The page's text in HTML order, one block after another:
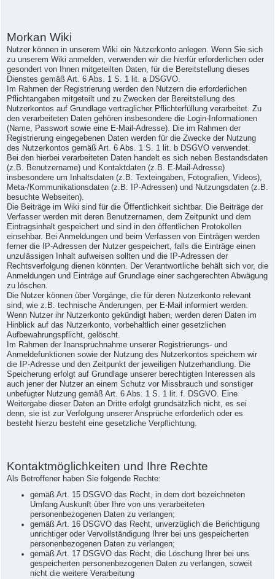
Morkan Wiki
Nutzer können in unserem Wiki ein Nutzerkonto anlegen. Wenn Sie sich
zu unserem Wiki anmelden, verwenden wir die hierfür erforderlichen oder
gesondert von Ihnen mitgeteilten Daten, für die Bereitstellung dieses
Dienstes gemäß Art. 6 Abs. 1 S. 1 lit. a DSGVO.
Im Rahmen der Registrierung werden den Nutzern die erforderlichen
Pflichtangaben mitgeteilt und zu Zwecken der Bereitstellung des
Nutzerkontos auf Grundlage vertraglicher Pflichterfüllung verarbeitet. Zu
den verarbeiteten Daten gehören insbesondere die Login-Informationen
(Name, Passwort sowie eine E-Mail-Adresse). Die im Rahmen der
Registrierung eingegebenen Daten werden für die Zwecke der Nutzung
des Nutzerkontos gemäß Art. 6 Abs. 1 S. 1 lit. b DSGVO verwendet.
Bei den hierbei verarbeiteten Daten handelt es sich neben Bestandsdaten
(z.B. Benutzername) und Kontaktdaten (z.B. E-Mail-Adresse)
insbesondere um Inhaltsdaten (z.B. Texteingaben, Fotografien, Videos),
Meta-/Kommunikationsdaten (z.B. IP-Adressen) und Nutzungsdaten (z.B.
besuchte Webseiten).
Die Beiträge im Wiki sind für die Öffentlichkeit sichtbar. Die Beiträge der
Verfasser werden mit deren Benutzernamen, dem Zeitpunkt und dem
Eintragsinhalt gespeichert und sind in den öffentlichen Protokollen
einsehbar. Bei Anmeldungen und beim Verfassen von Einträgen werden
ferner die IP-Adressen der Nutzer gespeichert, falls die Einträge einen
unzulässigen Inhalt aufweisen sollten und die IP-Adressen der
Rechtsverfolgung dienen könnten. Der Verantwortliche behält sich vor, die
Anmeldungen und Einträge auf Grundlage einer sachgerechten Abwägung
zu löschen.
Die Nutzer können über Vorgänge, die für deren Nutzerkonto relevant
sind, wie z.B. technische Änderungen, per E-Mail informiert werden.
Wenn Nutzer ihr Nutzerkonto gekündigt haben, werden deren Daten im
Hinblick auf das Nutzerkonto, vorbehaltlich einer gesetzlichen
Aufbewahrungspflicht, gelöscht.
Im Rahmen der Inanspruchnahme unserer Registrierungs- und
Anmeldefunktionen sowie der Nutzung des Nutzerkontos speichern wir
die IP-Adresse und den Zeitpunkt der jeweiligen Nutzerhandlung. Die
Speicherung erfolgt auf Grundlage unserer berechtigten Interessen als
auch jener der Nutzer an einem Schutz vor Missbrauch und sonstiger
unbefugter Nutzung gemäß Art. 6 Abs. 1 S. 1 lit. f. DSGVO. Eine
Weitergabe dieser Daten an Dritte erfolgt grundsätzlich nicht, es sei
denn, sie ist zur Verfolgung unserer Ansprüche erforderlich oder es
besteht hierzu besteht eine gesetzliche Verpflichtung.
Kontaktmöglichkeiten und Ihre Rechte
Als Betroffener haben Sie folgende Rechte:
gemäß Art. 15 DSGVO das Recht, in dem dort bezeichneten
Umfang Auskunft über Ihre von uns verarbeiteten
personenbezogenen Daten zu verlangen;
gemäß Art. 16 DSGVO das Recht, unverzüglich die Berichtigung
unrichtiger oder Vervollständigung Ihrer bei uns gespeicherten
personenbezogenen Daten zu verlangen;
gemäß Art. 17 DSGVO das Recht, die Löschung Ihrer bei uns
gespeicherten personenbezogenen Daten zu verlangen, soweit
nicht die weitere Verarbeitung